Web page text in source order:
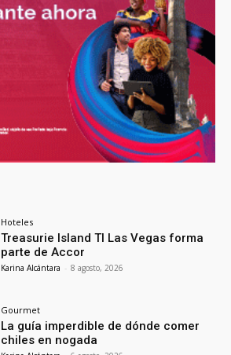
Hoteles
Treasurie Island TI Las Vegas forma
parte de Accor
Karina Alcántara - 8 agosto, 2026
Gourmet
La guía imperdible de dónde comer
chiles en nogada